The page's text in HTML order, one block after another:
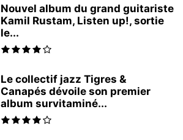
Nouvel album du grand guitariste
Kamil Rustam, Listen up!, sortie
le...
Le collectif jazz Tigres &
Canapés dévoile son premier
album survitaminé...